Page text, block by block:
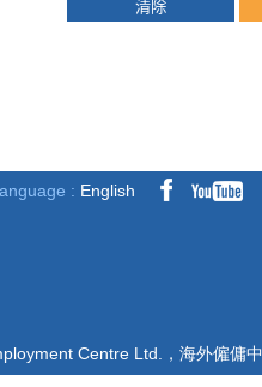
: English
Centre Ltd.，海外僱傭